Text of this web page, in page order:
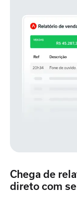
Chega de
direto com